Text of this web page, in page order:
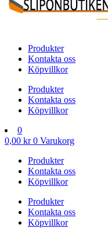
Produkter
Kontakta oss
Köpvillkor
Produkter
Kontakta oss
Köpvillkor
0
0,00 kr 0 Varukorg
Produkter
Kontakta oss
Köpvillkor
Produkter
Kontakta oss
Köpvillkor